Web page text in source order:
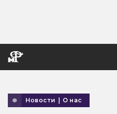
Новости | О нас